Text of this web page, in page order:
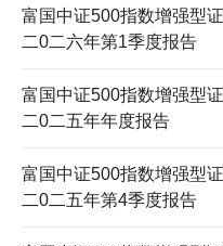
富国中证500指数增强型
二0二六年第1季度报告
富国中证500指数增强型
二0二五年年度报告
富国中证500指数增强型
二0二五年第4季度报告